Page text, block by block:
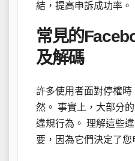
結，提高申訴成功率。
常見的
及解碼
許多使用者面對停權
然。 事實上，大部分
違規行為。 理解這些
要，因為它們決定了您